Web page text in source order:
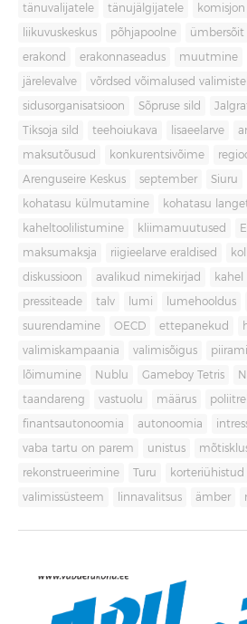
tänuvalijatele tänujälgijatele komisjon
liikuvuskeskus põhjapoolne ümbersõit
erakond erakonnaseadus muutmine
järelevalve võrdsed võimalused valimistel
sidusorganisatsioon Sõpruse sild
Tiksoja sild teehoiukava lisaeelarve
maksutõusud konkurentsivõime
Arenguseire Keskus september Siuru
kohatasu külmutamine kohatasu
kaheltoolilistumine kliimamuutused
maksumaksja riigieelarve eraldised
diskussioon avalikud nimekirjad
pressiteade talv lumi lumehooldus
suurendamine OECD ettepanekud
valimiskampaania valimisõigus
lõimumine Nublu Gameboy Tetris
taandareng vastuolu määrus
finantsautonoomia autonoomia
vaba tartu on parem unistus
rekonstrueerimine Turu korteriühistud
valimissüsteem linnavalitsus ämber